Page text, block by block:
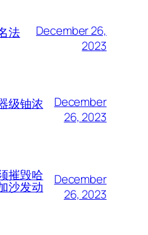
法
December 26,
2023
级铀浓
December
26, 2023
摧毁哈
沙发动
December
26, 2023